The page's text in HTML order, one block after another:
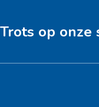
Trots op onze